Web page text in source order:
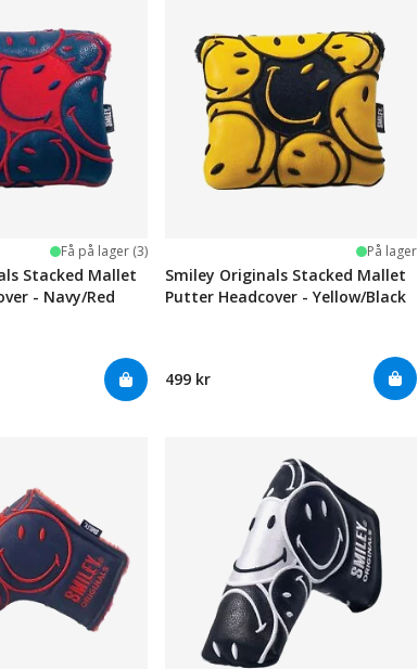
Få på lager (3)
Stacked Mallet
- Navy/Red
På lager
Smiley Originals Stacked Mallet
Putter Headcover - Yellow/Black
499 kr